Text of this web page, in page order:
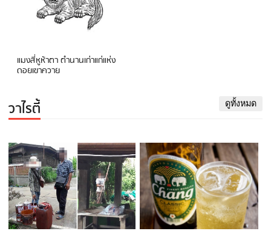
แมงสี่หูห้าตา ตำนานเก่าแก่แห่ง
ดอยเขาควาย
วาไรตี้ ดูทั้งหมด